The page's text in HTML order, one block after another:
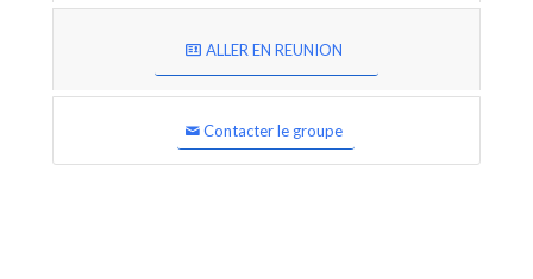
ALLER EN REUNION
Contacter le groupe